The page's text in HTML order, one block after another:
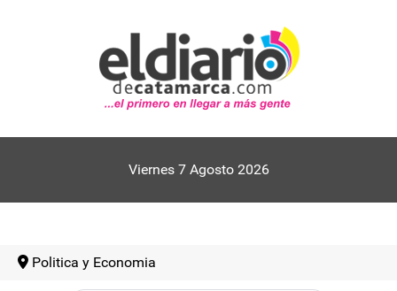
Viernes 7 Agosto 2026
Politica y Economia